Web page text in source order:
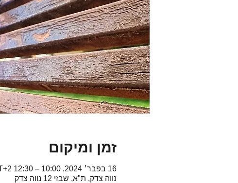
זמן ומיקום
16 בפבר׳ 2024, 10:00 – 12:30 GMT‎+2‎
נווה צדק, ת"א, שבזי 12 נווה צדק